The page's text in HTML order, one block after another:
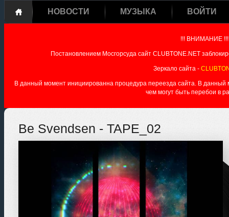
НОВОСТИ МУЗЫКА ВОЙТИ
!!! ВНИМАНИЕ !!!
Постановлением Мосгорсуда сайт CLUBTONE.NET
Зеркало сайта -
В данный момент инициированна процедура переезда сайта. В данный
чем могут быть перебои в
Be Svendsen - TAPE_02